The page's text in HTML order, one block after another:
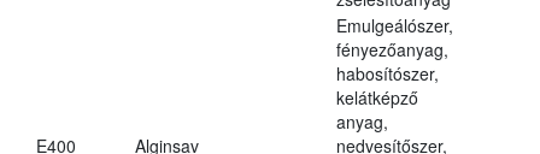
E400 Alginsav
Emulgeálószer,
fényezőanyag,
habosítószer,
kelátképző
anyag,
nedvesítőszer,